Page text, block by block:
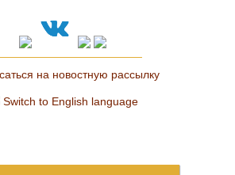
на новостную рассылку
Switch to English language